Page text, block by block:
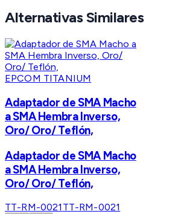
Alternativas Similares
EPCOM TITANIUM
Adaptador de SMA Macho
a SMA Hembra Inverso,
Oro/ Oro/ Teflón,
Adaptador de SMA Macho
a SMA Hembra Inverso,
Oro/ Oro/ Teflón,
TT-RM-0021 TT-RM-0021